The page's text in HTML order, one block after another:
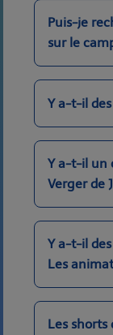
Puis-je
sur le
Y a-t-il
Y a-t-il un
Verger de
Y a-t-il
Les
Les shorts